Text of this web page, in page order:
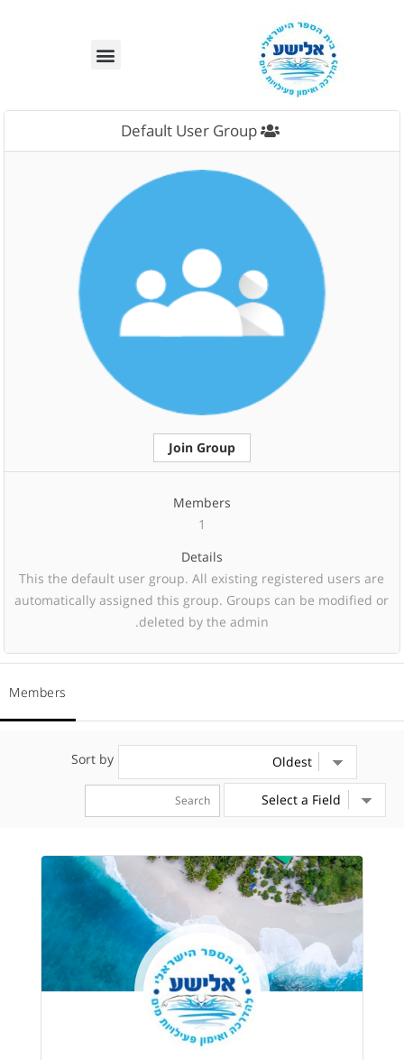
Default User Group
Join Group
Members
1
Details
This the default user group. All existing registered users are
automatically assigned this group. Groups can be modified or
deleted by the admin.
Members
Sort by